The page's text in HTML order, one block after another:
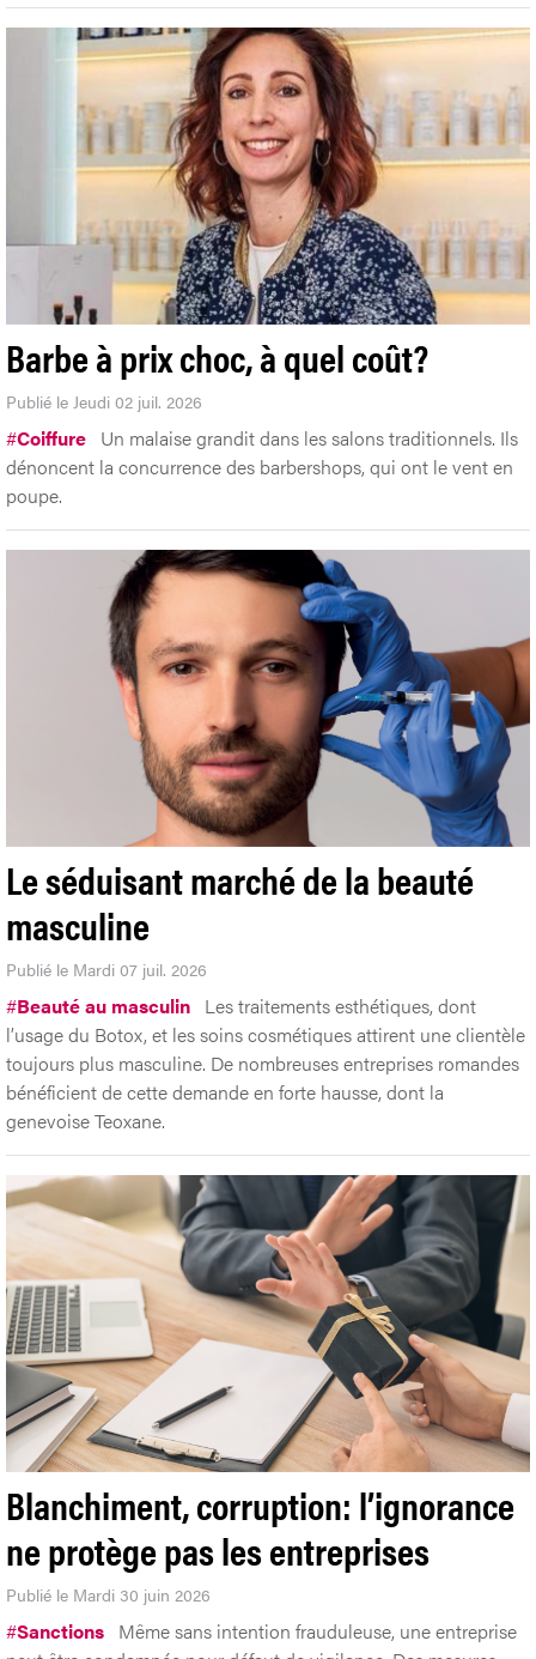
Publié le vendredi 03 juil. 2026
L'invité
Barbe à prix choc, à quel coût?
Publié le Jeudi 02 juil. 2026
dénoncent la concurrence des barbershops, qui ont le vent en
Le séduisant marché de la beauté
masculine
Publié le Mardi 07 juil. 2026
#Beauté au masculin Les traitements esthétiques, dont
l’usage du Botox, et les soins cosmétiques attirent une clientèle
bénéficient de cette demande en forte hausse, dont la
genevoise Teoxane.
Blanchiment, corruption: l’ignorance
ne protège pas les entreprises